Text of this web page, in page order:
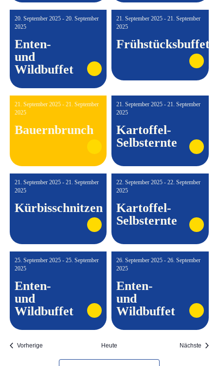
20. September 2025 - 20. September
2025
Enten-
und
Wildbuffet
21. September 2025 - 21. September
2025
Frühstücksbuffet
21. September 2025 - 21. September
2025
Bauernbrunch
21. September 2025 - 21. September
2025
Kartoffel-
Selbsternte
21. September 2025 - 21. September
2025
Kürbisschnitzen
22. September 2025 - 22. September
2025
Kartoffel-
Selbsternte
25. September 2025 - 25. September
2025
Enten-
und
Wildbuffet
26. September 2025 - 26. September
2025
Enten-
und
Wildbuffet
VorherigeVeranstaltungen Heute Nächste